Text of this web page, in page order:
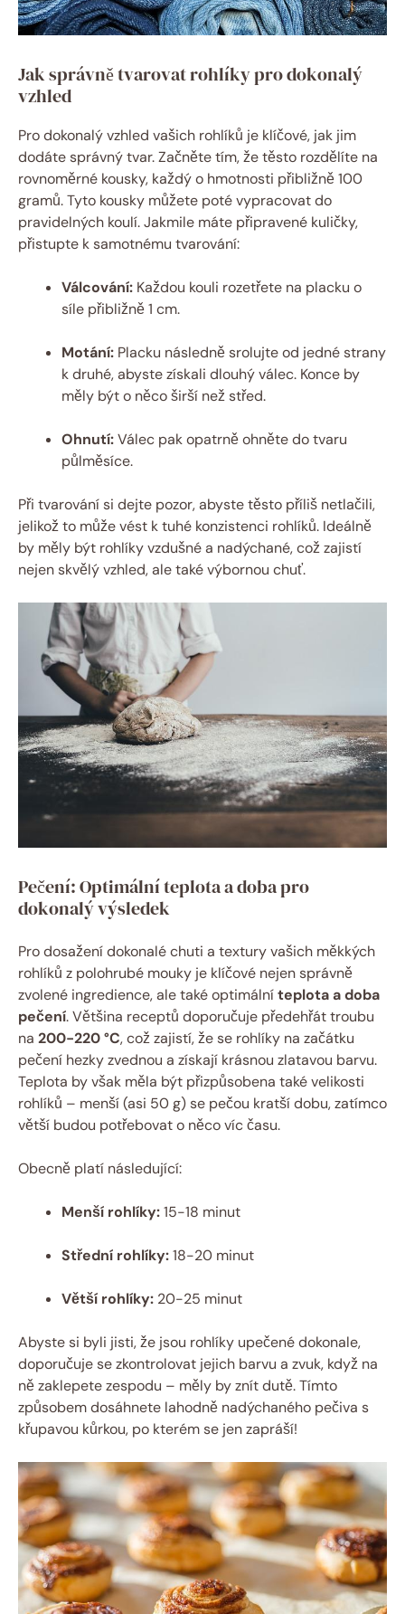
Jak správně tvarovat rohlíky pro dokonalý
vzhled
Pro dokonalý vzhled vašich rohlíků je klíčové, jak jim
dodáte správný tvar. Začněte tím, že těsto rozdělíte na
rovnoměrné kousky, každý o hmotnosti přibližně 100
gramů. Tyto kousky můžete poté vypracovat do
pravidelných koulí. Jakmile máte připravené kuličky,
přistupte k samotnému tvarování:
Válcování: Každou kouli rozetřete na placku o
síle přibližně 1 cm.
Motání: Placku následně srolujte od jedné strany
k druhé, abyste získali dlouhý válec. Konce by
měly být o něco širší než střed.
Ohnutí:Válec pak opatrně ohněte do tvaru
půlměsíce.
Při tvarování si dejte pozor, abyste těsto příliš netlačili,
jelikož to může vést k tuhé konzistenci rohlíků. Ideálně
by měly být rohlíky vzdušné a nadýchané, což zajistí
nejen skvělý vzhled, ale také výbornou chuť.
Pečení: Optimální teplota a doba pro
dokonalý výsledek
Pro dosažení dokonalé chuti a textury vašich měkkých
rohlíků z polohrubé mouky je klíčové nejen správně
zvolené ingredience, ale také optimálníteplota a doba
pečení. Většina receptů doporučuje předehřát troubu
na 200-220 °C, což zajistí, že se rohlíky na začátku
pečení hezky zvednou a získají krásnou zlatavou barvu.
Teplota by však měla být přizpůsobena také velikosti
rohlíků – menší (asi 50 g) se pečou kratší dobu, zatímco
větší budou potřebovat o něco víc času.
Obecně platí následující:
Menší rohlíky:15-18 minut
Střední rohlíky:18-20 minut
Větší rohlíky: 20-25 minut
Abyste si byli jisti, že jsou rohlíky upečené dokonale,
doporučuje se zkontrolovat jejich barvu a zvuk, když na
ně zaklepete zespodu – měly by znít dutě. Tímto
způsobem dosáhnete lahodně nadýchaného pečiva s
křupavou kůrkou, po kterém se jen zapráší!